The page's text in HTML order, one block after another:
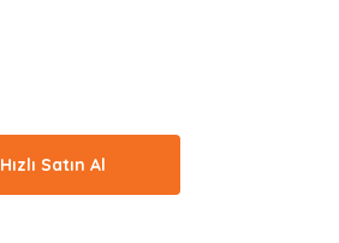
Hızlı Satın Al